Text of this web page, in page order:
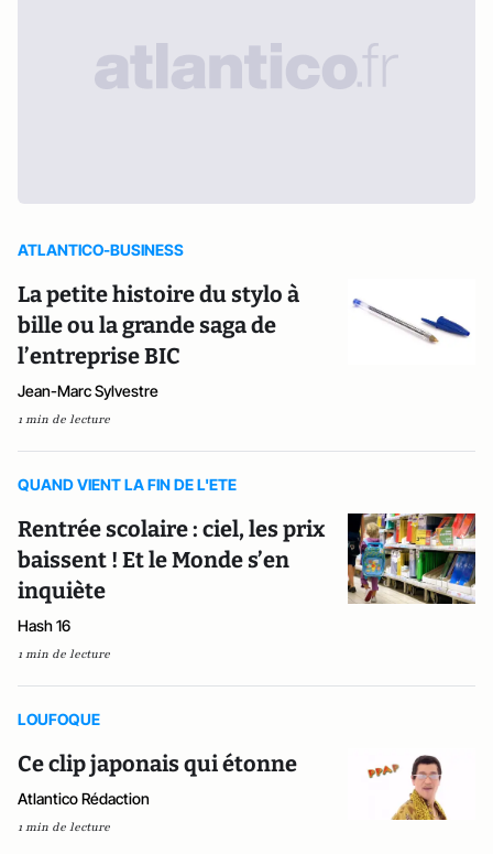
ATLANTICO-BUSINESS
La petite histoire du stylo à
bille ou la grande saga de
l’entreprise BIC
Jean-Marc Sylvestre
1 min de lecture
QUAND VIENT LA FIN DE L'ETE
Rentrée scolaire : ciel, les prix
baissent ! Et le Monde s’en
inquiète
Hash 16
1 min de lecture
LOUFOQUE
Ce clip japonais qui étonne
Atlantico Rédaction
1 min de lecture